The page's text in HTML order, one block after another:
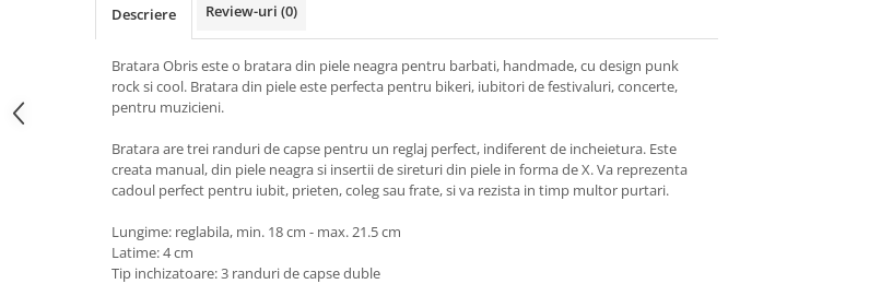
Descriere Review-uri (0)
Bratara Obris este o bratara din piele neagra pentru barbati, handmade, cu design punk
rock si cool. Bratara din piele este perfecta pentru bikeri, iubitori de festivaluri, concerte,
pentru muzicieni.
Bratara are trei randuri de capse pentru un reglaj perfect, indiferent de incheietura. Este
creata manual, din piele neagra si insertii de sireturi din piele in forma de X. Va reprezenta
cadoul perfect pentru iubit, prieten, coleg sau frate, si va rezista in timp multor purtari.
Lungime: reglabila, min. 18 cm - max. 21.5 cm
Latime: 4 cm
Tip inchizatoare: 3 randuri de capse duble